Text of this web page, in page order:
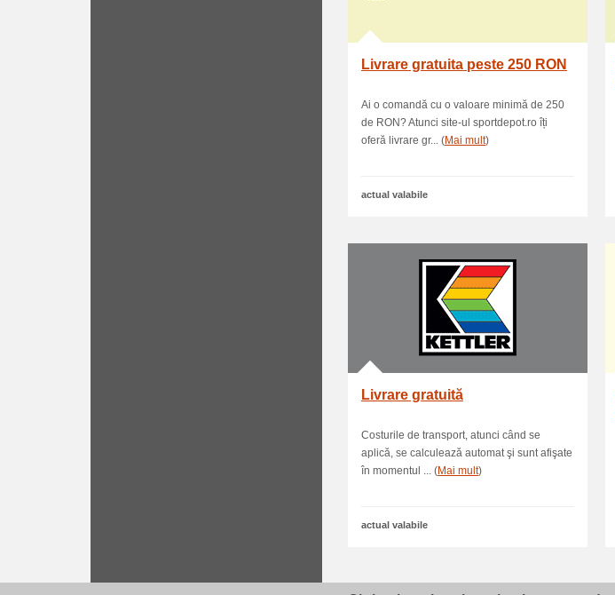
Livrare gratuita peste 250 RON
Ai o comandă cu o valoare minimă de 250
de RON? Atunci site-ul sportdepot.ro îți
oferă livrare gr... (Mai mult)
actual valabile
Livrare gratuită
Costurile de transport, atunci când se
aplică, se calculează automat şi sunt afişate
în momentul ... (Mai mult)
actual valabile